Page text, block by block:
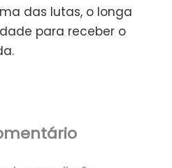
das lutas, o longa
para receber o